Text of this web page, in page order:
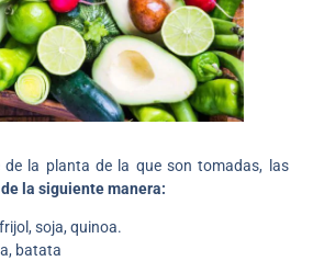
de la planta de la que son tomadas, las
la siguiente manera:
soja, quinoa.
batata